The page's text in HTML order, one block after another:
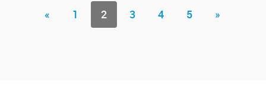
« 1 2 3 4 5 »